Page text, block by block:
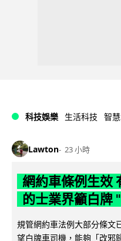
科技娛樂 生活科技 智
Lawton 23 小時
網約車條例生效
的士業界籲白牌
規管網約車法例大部分條文
望白牌車司機，能夠「改邪